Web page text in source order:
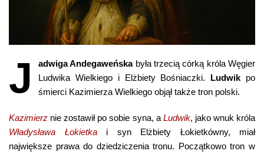
J adwiga Andegaweńskabyła trzecią córką króla Węgier
Ludwika Wielkiego i Elżbiety Bośniaczki. Ludwik po
śmierci Kazimierza Wielkiego objął także tron polski.
Kazimierz nie zostawił po sobie syna, a Ludwik, jako wnuk króla
Władysława Łokietkai syn Elżbiety Łokietkówny, miał
największe prawa do dziedziczenia tronu. Początkowo tron w